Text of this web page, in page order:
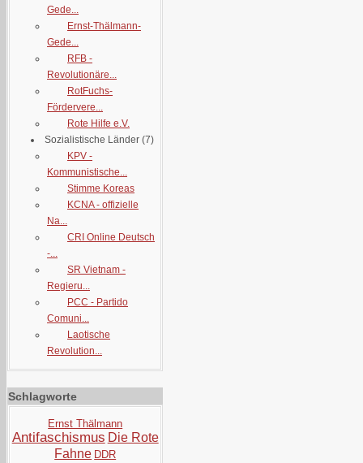
Gede...
Ernst-Thälmann-
Gede...
RFB -
Revolutionäre...
RotFuchs-
Fördervere...
Rote Hilfe e.V.
Sozialistische Länder (7)
KPV -
Kommunistische...
Stimme Koreas
KCNA - offizielle
Na...
CRI Online Deutsch
-...
SR Vietnam -
Regieru...
PCC - Partido
Comuni...
Laotische
Revolution...
Schlagworte
Ernst Thälmann
Antifaschismus Die Rote
Fahne DDR